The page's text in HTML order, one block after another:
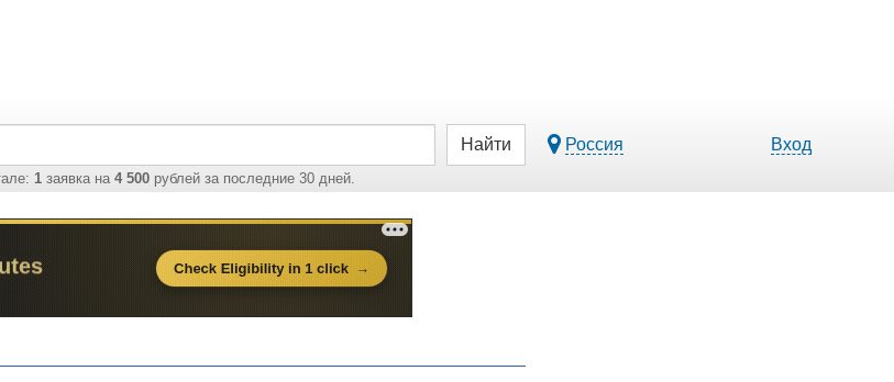
1заявка на 4 500рублей за последние 30 дней.
Найти Россия Вход